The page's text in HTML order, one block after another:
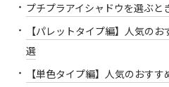
プチプラアイシャドウを選ぶと
【パレットタイプ編】人気の
選
【単色タイプ編】人気のおす